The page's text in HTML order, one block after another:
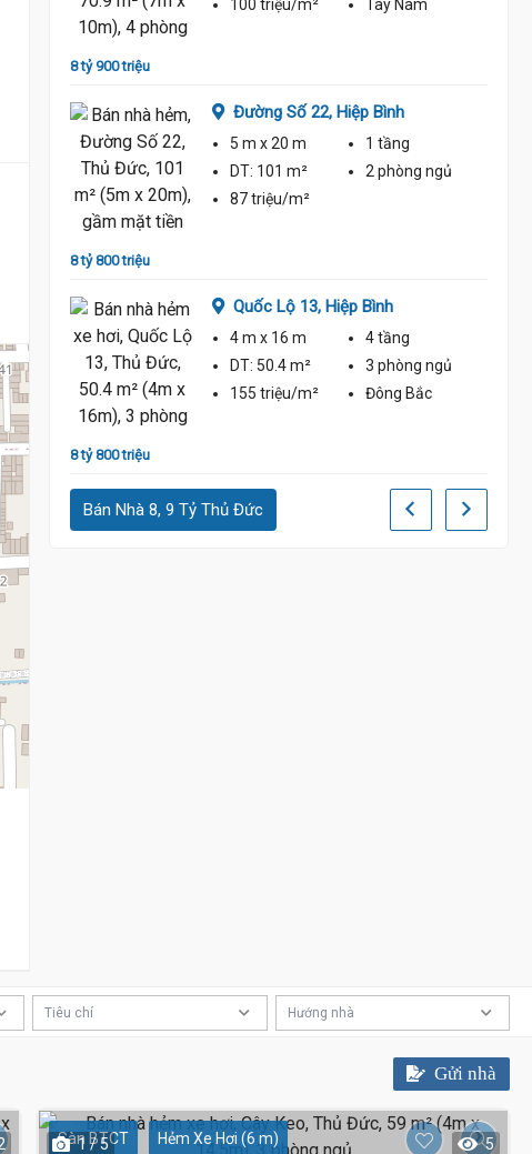
ngủ
8 tỷ 900 triệu
100 triệu/m²
Tây Nam
8 tỷ 800 triệu
Đường Số 22, Hiệp Bình
5 m x 20 m
1 tầng
DT: 101 m² 2 phòng ngủ
87 triệu/m²
8 tỷ 800 triệu
Quốc Lộ 13, Hiệp Bình
4 m x 16 m
4 tầng
DT: 50.4 m² 3 phòng ngủ
155 triệu/m²
Đông Bắc
Bán Nhà 8, 9 Tỷ Thủ Đức
Tiêu chí Hướng nhà
Gửi nhà
Sàn BTCT Hẻm Xe Hơi (6 m)
1 / 5 5